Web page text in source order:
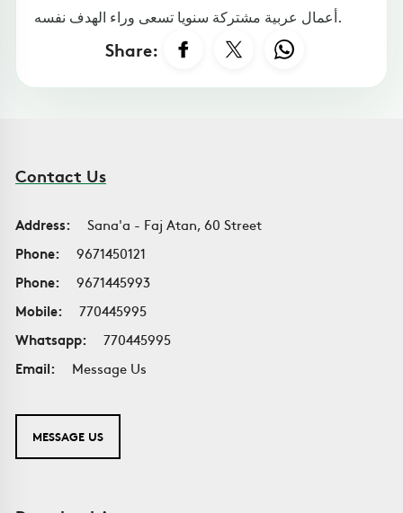
أعمال عربية مشتركة سنويا تسعى وراء الهدف نفسه.
Share:
Contact Us
Address:
Sana'a - Faj Atan, 60 Street
Phone:
9671450121
Phone:
9671445993
Mobile:
770445995
Whatsapp:
770445995
Email:
Message Us
MESSAGE US